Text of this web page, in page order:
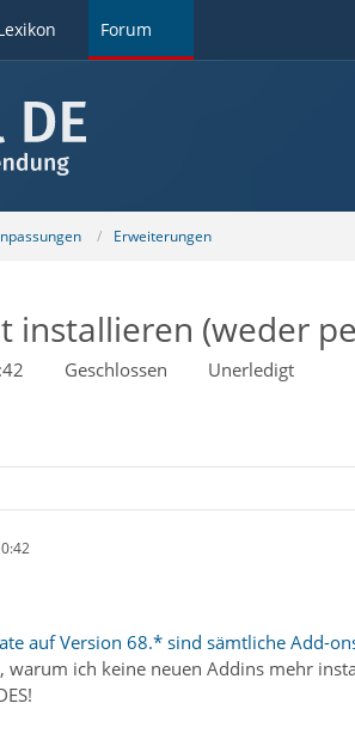
Forum
Erweiterungen
installieren (weder
Geschlossen Unerledigt
auf Version 68.* sind sämtliche Add-
warum ich keine neuen Addins mehr